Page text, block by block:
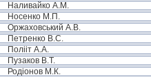
Наливайко А.М.
Носенко М.П.
Оржаховський А.В.
Петренко В.С.
Полііт А.А.
Пузаков В.Т.
Родіонов М.К.